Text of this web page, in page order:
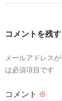
ゲ
ョ
コメントを残す
メールアドレス
は必須項目です
コメント ※